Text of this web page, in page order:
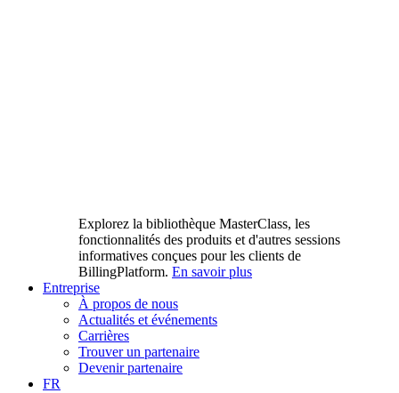
Explorez la bibliothèque MasterClass, les
fonctionnalités des produits et d'autres sessions
informatives conçues pour les clients de
BillingPlatform. En savoir plus
Entreprise
À propos de nous
Actualités et événements
Carrières
Trouver un partenaire
Devenir partenaire
FR